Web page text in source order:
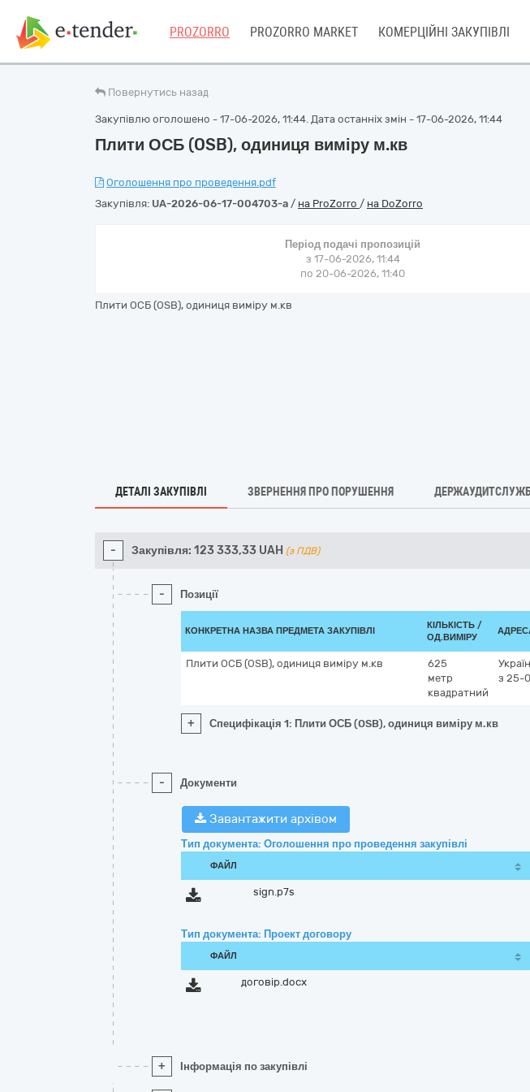
PROZORRO PROZORRO MARKET КОМЕРЦІЙНІ ЗАКУПІВЛІ
Повернутись назад
Закупівлю оголошено - 17-06-2026, 11:44. Дата останніх змін - 17-06-2026, 11:44
Плити ОСБ (OSB), одиниця виміру м.кв
Оголошення про проведення.pdf
Закупівля: UA-2026-06-17-004703-a / на ProZorro / на DoZorro
Період подачі пропозицій
з 17-06-2026, 11:44
по 20-06-2026, 11:40
Плити ОСБ (OSB), одиниця виміру м.кв
ДЕТАЛІ ЗАКУПІВЛІ ЗВЕРНЕННЯ ПРО ПОРУШЕННЯ
- Закупівля: 123 333,33 UAH (з ПДВ)
- Позиції
КОНКРЕТНА НАЗВА ПРЕДМЕТА ЗАКУПІВЛІ
КІЛЬКІСТЬ /
ОД.ВИМІРУ
Плити ОСБ (OSB), одиниця виміру м.кв
625
метр
квадратний
з 25-
+ Специфікація 1: Плити ОСБ (OSB), одиниця виміру м.кв
- Документи
Завантажити архівом
Тип документа: Оголошення про проведення закупівлі
ФАЙЛ
sign.p7s
Тип документа: Проект договору
ФАЙЛ
договір.docx
+ Інформація по закупівлі